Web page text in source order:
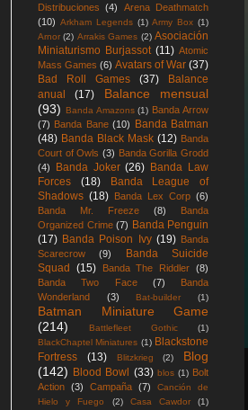
Distribuciones
(4)
Arena Deathmatch
(10) Arkham Legends (1) Army Box (1)
Arnor (2) Arrakis Games (2) Asociación
Miniaturismo Burjassot (11) Atomic
Mass Games (6) Avatars of War (37)
Bad Roll Games
(37)
Balance
anual
(17)
Balance mensual
(93)
Banda Amazons (1) Banda Arrow
(7) Banda Bane (10)
Banda Batman
(48) Banda Black Mask (12) Banda
Court of Owls (3) Banda Gorilla Grodd
(4)
Banda Joker (26) Banda Law
Forces
(18)
Banda League of
Shadows (18) Banda Lex Corp (6)
Banda Mr. Freeze
(8)
Banda
Organized Crime (7) Banda Penguin
(17) Banda Poison Ivy (19) Banda
Scarecrow
(9)
Banda Suicide
Squad
(15) Banda The Riddler (8)
Banda Two Face
(7)
Banda
Wonderland
(3) Bat-builder (1)
Batman Miniature Game
(214)
Battlefleet Gothic
(1)
BlackChaptel Miniatures (1) Blackstone
Fortress
(13) Blitzkrieg (2)
Blog
(142) Blood Bowl (33) blos (1) Bolt
Action (3) Campaña (7)
Canción de
Hielo y Fuego
(2) Casa Cawdor (1)